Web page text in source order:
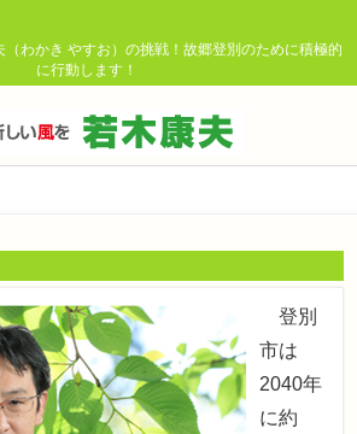
わかき やすお）の挑戦！故郷登別のために積極的
に行動します！
登別
市は
2040年
に約